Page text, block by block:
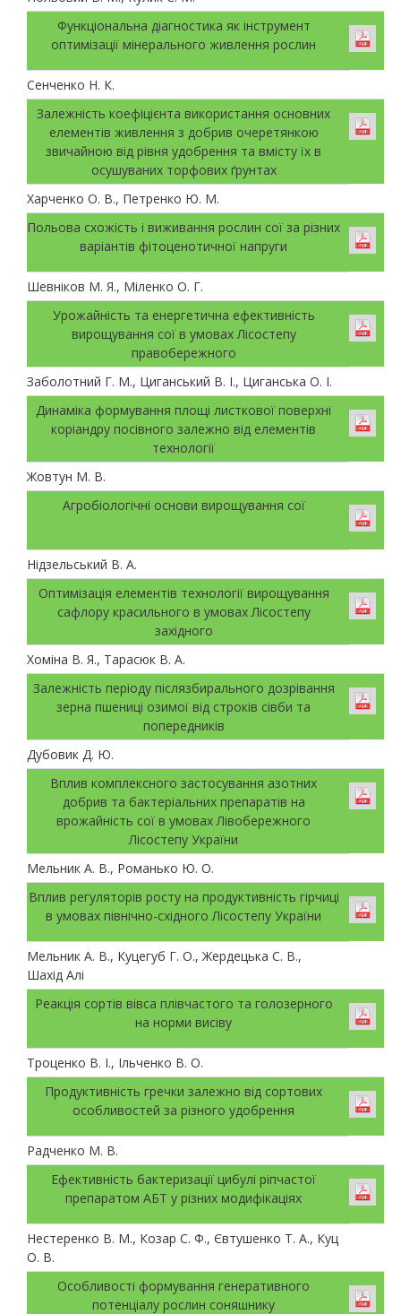
Функціональна діагностика як інструмент
оптимізації мінерального живлення рослин
Сенченко Н. К.
Залежність коефіцієнта використання основних
елементів живлення з добрив очеретянкою
звичайною від рівня удобрення та вмісту їх в
осушуваних торфових ґрунтах
Харченко О. В., Петренко Ю. М.
Польова схожість і виживання рослин сої за різних
варіантів фітоценотичної напруги
Шевніков М. Я., Міленко О. Г.
Урожайність та енергетична ефективність
вирощування сої в умовах Лісостепу
правобережного
Заболотний Г. М., Циганський В. І., Циганська О. І.
Динаміка формування площі листкової поверхні
коріандру посівного залежно від елементів
технології
Жовтун М. В.
Агробіологічні основи вирощування сої
Нідзельський В. А.
Оптимізація елементів технології вирощування
сафлору красильного в умовах Лісостепу
західного
Хоміна В. Я., Тарасюк В. А.
Залежність періоду післязбирального дозрівання
зерна пшениці озимої від строків сівби та
попередників
Дубовик Д. Ю.
Вплив комплексного застосування азотних
добрив та бактеріальних препаратів на
врожайність сої в умовах Лівобережного
Лісостепу України
Мельник А. В., Романько Ю. О.
Вплив регуляторів росту на продуктивність гірчиці
в умовах північно-східного Лісостепу України
Мельник А. В., Куцегуб Г. О., Жердецька С. В.,
Шахід Алі
Реакція сортів вівса плівчастого та голозерного
на норми висіву
Троценко В. І., Ільченко В. О.
Продуктивність гречки залежно від сортових
особливостей за різного удобрення
Радченко М. В.
Ефективність бактеризації цибулі ріпчастої
препаратом АБТ у різних модифікаціях
Нестеренко В. М., Козар С. Ф., Євтушенко Т. А., Куц
О. В.
Особливості формування генеративного
потенціалу рослин соняшнику